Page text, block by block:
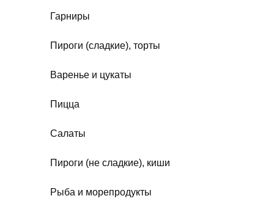
Гарниры
Пироги (сладкие), торты
Варенье и цукаты
Пицца
Салаты
Пироги (не сладкие), киши
Рыба и морепродукты